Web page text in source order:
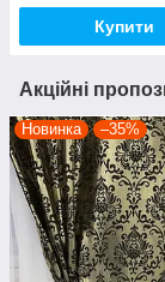
Купити
Акційні
Новинка –35%